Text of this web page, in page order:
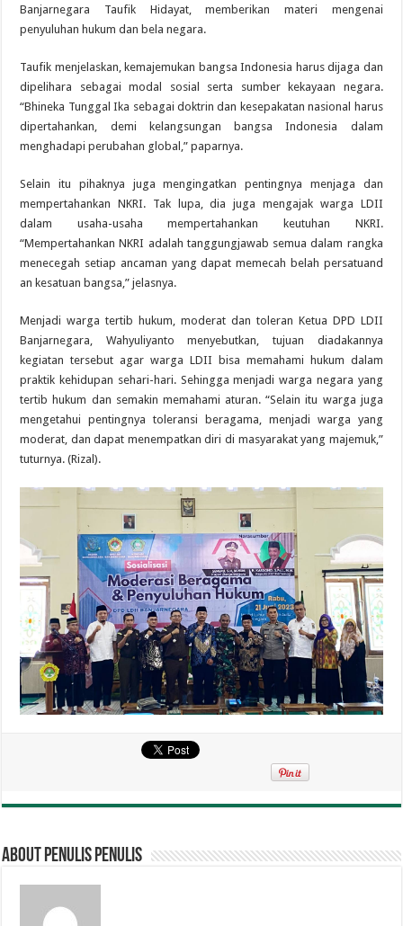
Banjarnegara Taufik Hidayat, memberikan materi mengenai
penyuluhan hukum dan bela negara.
Taufik menjelaskan, kemajemukan bangsa Indonesia harus dijaga dan
dipelihara sebagai modal sosial serta sumber kekayaan negara.
“Bhineka Tunggal Ika sebagai doktrin dan kesepakatan nasional harus
dipertahankan, demi kelangsungan bangsa Indonesia dalam
menghadapi perubahan global,” paparnya.
Selain itu pihaknya juga mengingatkan pentingnya menjaga dan
mempertahankan NKRI. Tak lupa, dia juga mengajak warga LDII
dalam usaha-usaha mempertahankan keutuhan NKRI.
“Mempertahankan NKRI adalah tanggungjawab semua dalam rangka
menecegah setiap ancaman yang dapat memecah belah persatuand
an kesatuan bangsa,” jelasnya.
Menjadi warga tertib hukum, moderat dan toleran Ketua DPD LDII
Banjarnegara, Wahyuliyanto menyebutkan, tujuan diadakannya
kegiatan tersebut agar warga LDII bisa memahami hukum dalam
praktik kehidupan sehari-hari. Sehingga menjadi warga negara yang
tertib hukum dan semakin memahami aturan. “Selain itu warga juga
mengetahui pentingnya toleransi beragama, menjadi warga yang
moderat, dan dapat menempatkan diri di masyarakat yang majemuk,”
tuturnya. (Rizal).
About penulis penulis